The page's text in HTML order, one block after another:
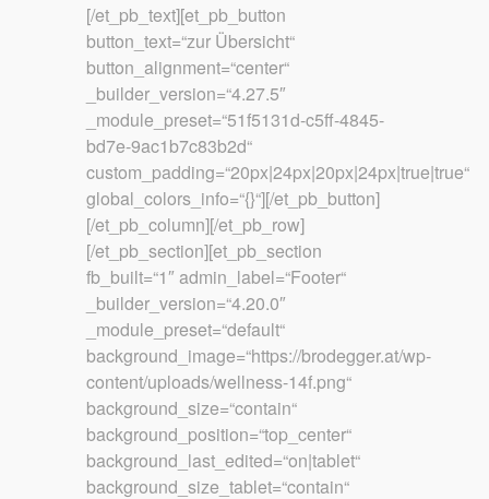
[/et_pb_text][et_pb_button
button_text=“zur Übersicht“
button_alignment=“center“
_builder_version=“4.27.5″
_module_preset=“51f5131d-c5ff-4845-
bd7e-9ac1b7c83b2d“
custom_padding=“20px|24px|20px|24px|true|true“
global_colors_info=“{}“][/et_pb_button]
[/et_pb_column][/et_pb_row]
[/et_pb_section][et_pb_section
fb_built=“1″ admin_label=“Footer“
_builder_version=“4.20.0″
_module_preset=“default“
background_image=“https://brodegger.at/wp-
content/uploads/wellness-14f.png“
background_size=“contain“
background_position=“top_center“
background_last_edited=“on|tablet“
background_size_tablet=“contain“